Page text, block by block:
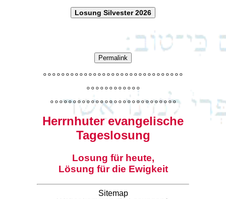
Losung Silvester 2026
Permalink
o o o o o o o o o o o o o o o o o o o o o o o o o o o o o o o
o o o o o o o o o o o o
o o o o o o o o o o o o o o o o o o o o o o o o o o o o
Herrnhuter evangelische
Tageslosung
Losung für heute,
Lösung für die Ewigkeit
Sitemap